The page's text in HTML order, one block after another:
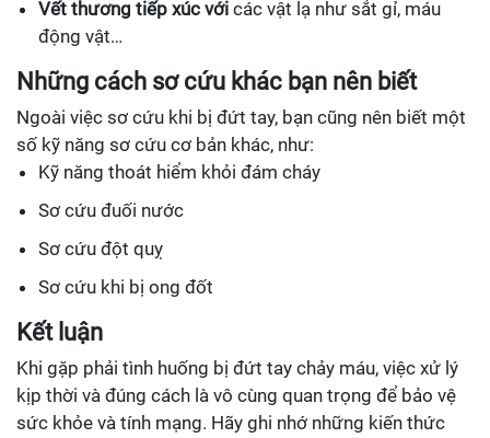
Vết thương tiếp xúc với các vật lạ như sắt gỉ, máu
động vật…
Những cách sơ cứu khác bạn nên biết
Ngoài việc sơ cứu khi bị đứt tay, bạn cũng nên biết một
số kỹ năng sơ cứu cơ bản khác, như:
Kỹ năng thoát hiểm khỏi đám cháy
Sơ cứu đuối nước
Sơ cứu đột quỵ
Sơ cứu khi bị ong đốt
Kết luận
Khi gặp phải tình huống bị đứt tay chảy máu, việc xử lý
kịp thời và đúng cách là vô cùng quan trọng để bảo vệ
sức khỏe và tính mạng. Hãy ghi nhớ những kiến thức